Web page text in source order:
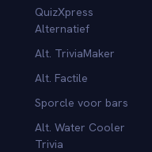
QuizXpress
Alternatief
Alt. TriviaMaker
Alt. Factile
Sporcle voor bars
Alt. Water Cooler
Trivia